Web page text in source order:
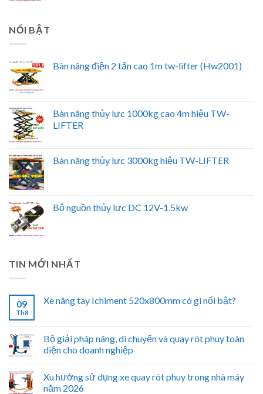
NỔI BẬT
Bàn nâng điện 2 tấn cao 1m tw-lifter (Hw2001)
Bàn nâng thủy lực 1000kg cao 4m hiệu TW-
LIFTER
Bàn nâng thủy lực 3000kg hiệu TW-LIFTER
Bộ nguồn thủy lực DC 12V-1.5kw
TIN MỚI NHẤT
09
Th8
Xe nâng tay Ichiment 520x800mm có gì nổi bật?
Bộ giải pháp nâng, di chuyển và quay rót phuy toàn
diện cho doanh nghiệp
Xu hướng sử dụng xe quay rót phuy trong nhà máy
năm 2026